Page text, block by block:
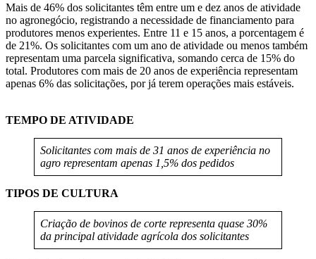
Mais de 46% dos solicitantes têm entre um e dez anos de atividade
no agronegócio, registrando a necessidade de financiamento para
produtores menos experientes. Entre 11 e 15 anos, a porcentagem é
de 21%. Os solicitantes com um ano de atividade ou menos também
representam uma parcela significativa, somando cerca de 15% do
total. Produtores com mais de 20 anos de experiência representam
apenas 6% das solicitações, por já terem operações mais estáveis.
TEMPO DE ATIVIDADE
Solicitantes com mais de 31 anos de experiência no
agro representam apenas 1,5% dos pedidos
TIPOS DE CULTURA
Criação de bovinos de corte representa quase 30%
da principal atividade agrícola dos solicitantes